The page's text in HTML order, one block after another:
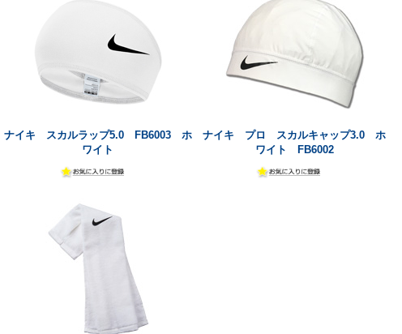
ナイキ スカルラップ5.0 FB6003 ホ
ワイト
ナイキ プロ スカルキャップ3.0 ホ
ワイト FB6002